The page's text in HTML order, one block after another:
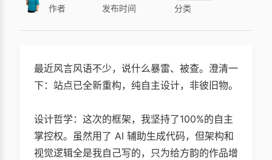
作者 发布时间 分类
最近风言风语不少，说什么暴雷、被查。澄清一
下：站点已全新重构，纯自主设计，非彼旧物。
设计哲学：这次的框架，我坚持了100%的自主
掌控权。虽然用了 AI 辅助生成代码，但架构和
视觉逻辑全是我自己写的，只为给方韵的作品增